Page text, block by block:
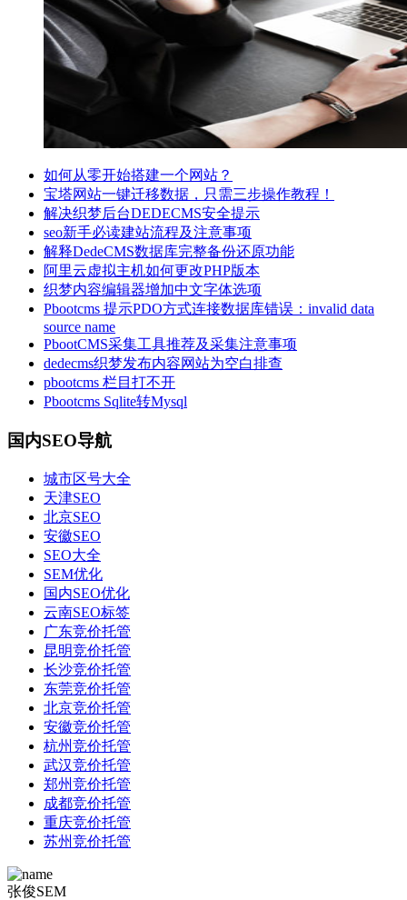
如何从零开始搭建一个网站？
宝塔网站一键迁移数据，只需三步操作教程！
解决织梦后台DEDECMS安全提示
seo新手必读建站流程及注意事项
解释DedeCMS数据库完整备份还原功能
阿里云虚拟主机如何更改PHP版本
织梦内容编辑器增加中文字体选项
Pbootcms 提示PDO方式连接数据库错误：invalid data
source name
PbootCMS采集工具推荐及采集注意事项
dedecms织梦发布内容网站为空白排查
pbootcms 栏目打不开
Pbootcms Sqlite转Mysql
国内SEO导航
城市区号大全
天津SEO
北京SEO
安徽SEO
SEO大全
SEM优化
国内SEO优化
云南SEO标签
广东竞价托管
昆明竞价托管
长沙竞价托管
东莞竞价托管
北京竞价托管
安徽竞价托管
杭州竞价托管
武汉竞价托管
郑州竞价托管
成都竞价托管
重庆竞价托管
苏州竞价托管
张俊SEM